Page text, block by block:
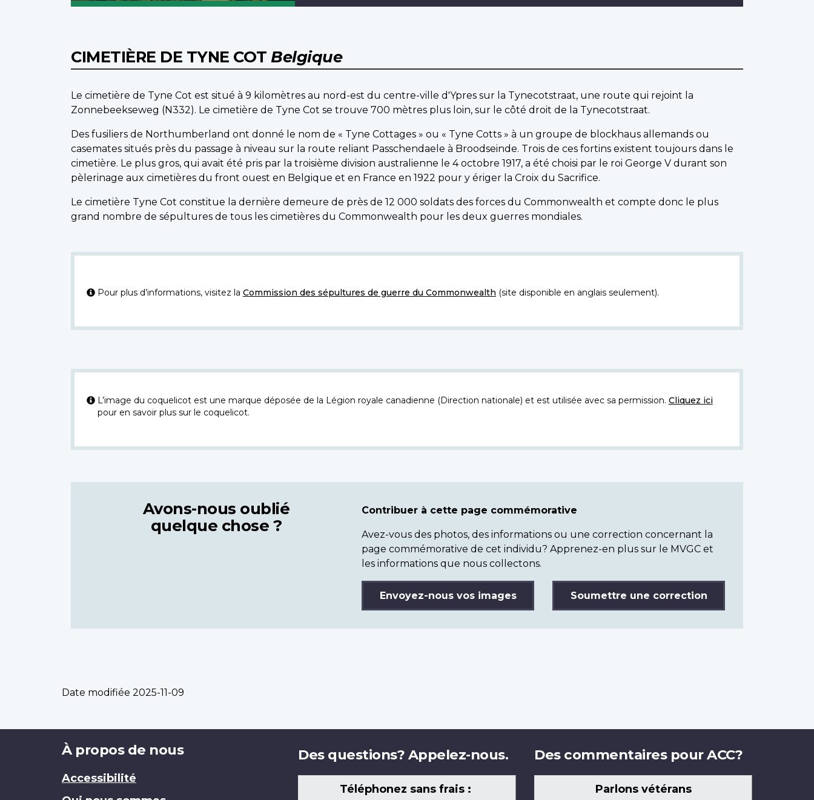
CIMETIÈRE DE TYNE COT Belgique
Le cimetière de Tyne Cot est situé à 9 kilomètres au nord-est du centre-ville d'Ypres sur la Tynecotstraat, une route qui rejoint la
Zonnebeekseweg (N332). Le cimetière de Tyne Cot se trouve 700 mètres plus loin, sur le côté droit de la Tynecotstraat.
Des fusiliers de Northumberland ont donné le nom de « Tyne Cottages » ou « Tyne Cotts » à un groupe de blockhaus allemands ou
casemates situés près du passage à niveau sur la route reliant Passchendaele à Broodseinde. Trois de ces fortins existent toujours dans le
cimetière. Le plus gros, qui avait été pris par la troisième division australienne le 4 octobre 1917, a été choisi par le roi George V durant son
pèlerinage aux cimetières du front ouest en Belgique et en France en 1922 pour y ériger la Croix du Sacrifice.
Le cimetière Tyne Cot constitue la dernière demeure de près de 12 000 soldats des forces du Commonwealth et compte donc le plus
grand nombre de sépultures de tous les cimetières du Commonwealth pour les deux guerres mondiales.
Pour plus d’informations, visitez la Commission des sépultures de guerre du Commonwealth (site disponible en anglais seulement).
L’image du coquelicot est une marque déposée de la Légion royale canadienne (Direction nationale) et est utilisée avec sa permission. Cliquez ici
pour en savoir plus sur le coquelicot.
Avons-nous oublié
quelque chose ?
Contribuer à cette page commémorative
Avez-vous des photos, des informations ou une correction concernant la
page commémorative de cet individu? Apprenez-en plus sur le MVGC et
les informations que nous collectons.
Envoyez-nous vos images Soumettre une correction
Date modifiée 2025-11-09
Brand
À propos de nous
Accessibilité
Des questions? Appelez-nous.
Téléphonez sans frais :
Des commentaires pour ACC?
Parlons vétérans